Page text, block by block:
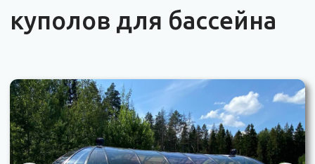
Купол для бассейна овальный "Ellipse Aqua" 4 х 7 м.
Дверь три секции, цвет Ral 8017
Стоимость овальных
куполов для бассейна
Высота купола 2,3 м.